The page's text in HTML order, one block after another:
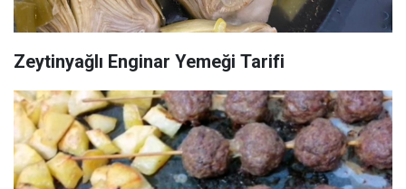
Zeytinyağlı Enginar Yemeği Tarifi